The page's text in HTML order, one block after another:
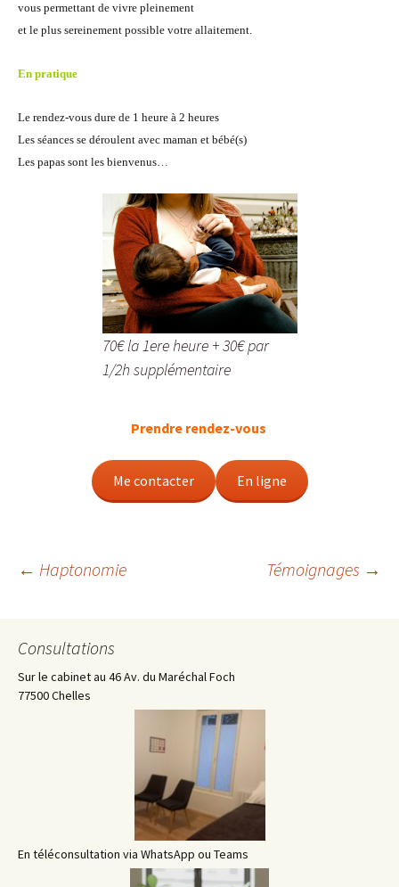
vous permettant de vivre pleinement
et le plus sereinement possible votre allaitement.
En pratique
Le rendez-vous dure de 1 heure à 2 heures
Les séances se déroulent avec maman et bébé(s)
Les papas sont les bienvenus…
70€ la 1ere heure + 30€ par
1/2h supplémentaire
Prendre rendez-vous
Me contacter En ligne
Navigation
des
articles
← Haptonomie Témoignages →
Consultations
Sur le cabinet au 46 Av. du Maréchal Foch
77500 Chelles
En téléconsultation via WhatsApp ou Teams